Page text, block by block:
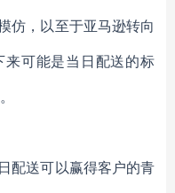
仿，以至于亚马逊转向
可能是当日配送的标
配送可以赢得客户的青